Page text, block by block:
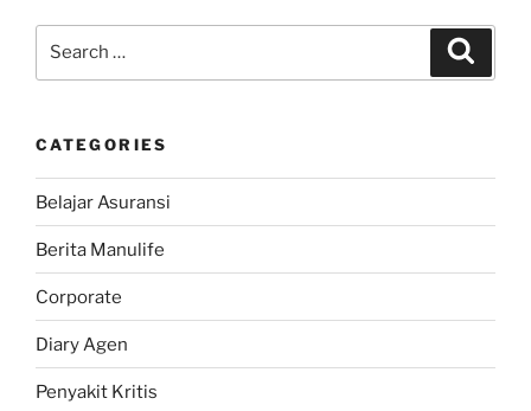
CATEGORIES
Belajar Asuransi
Berita Manulife
Corporate
Diary Agen
Penyakit Kritis